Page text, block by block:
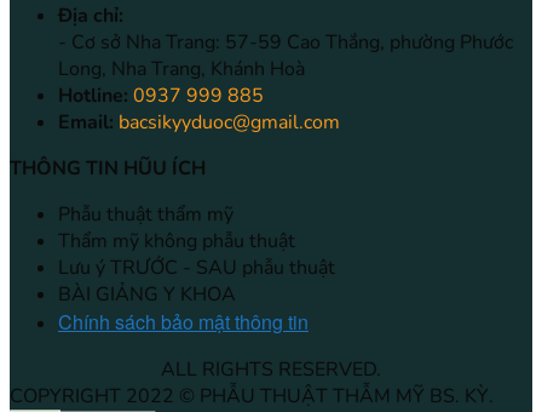
Địa chỉ:
- Cơ sở Nha Trang: 57-59 Cao Thắng, phường Phước
Long, Nha Trang, Khánh Hoà
Hotline: 0937 999 885
Email: bacsikyyduoc@gmail.com
THÔNG TIN HŨU ÍCH
Phẫu thuật thẩm mỹ
Thẩm mỹ không phẫu thuật
Lưu ý TRƯỚC - SAU phẫu thuật
BÀI GIẢNG Y KHOA
Chính sách bảo mật thông tin
ALL RIGHTS RESERVED.
COPYRIGHT 2022 © PHẪU THUẬT THẪM MỸ BS. KỲ.